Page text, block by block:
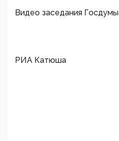
Видео заседания Госдумы
РИА Катюша